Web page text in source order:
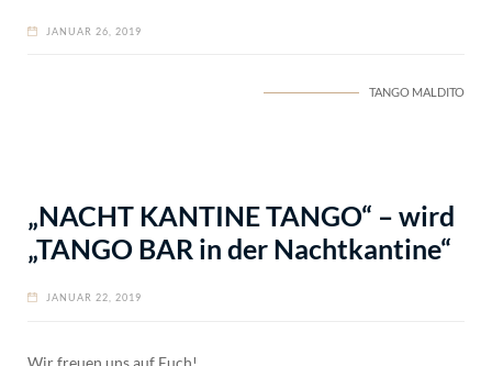
JANUAR 26, 2019
TANGO MALDITO
„NACHT KANTINE TANGO“ – wird
„TANGO BAR in der Nachtkantine“
JANUAR 22, 2019
Wir freuen uns auf Euch!